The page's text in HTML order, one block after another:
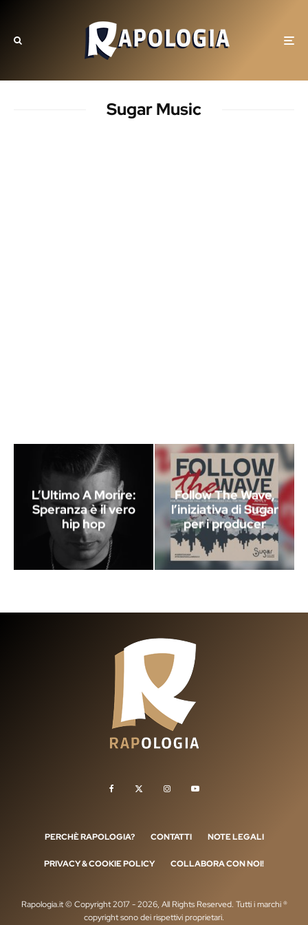
Sugar Music
L’Ultimo A Morire:
Speranza è il vero
hip hop
Follow The Wave,
l’iniziativa di Sugar
per i producer
PERCHÈ RAPOLOGIA? CONTATTI NOTE LEGALI
PRIVACY & COOKIE POLICY COLLABORA CON NOI!
Rapologia.it © Copyright 2017 - 2026, All Rights Reserved. Tutti i marchi ®
copyright sono dei rispettivi proprietari.